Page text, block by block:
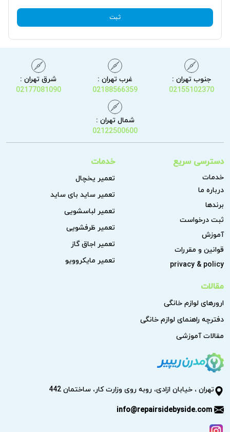
ثبت
جنوب تهران :
02155102370
غرب تهران :
02188566359
شرق تهران :
02177081090
شمال تهران :
02122500600
دسترسی سریع
خدمات
درباره ما
برندها
ثبت درخواست
آموزش
قوانین و مقررات
privacy & policy
خدمات
تعمیر یخچال
تعمیر ساید بای ساید
تعمیر لباسشویی
تعمیر ظرفشویی
تعمیر اجاق گاز
تعمیر مایکروویو
مقالات
ارورهای لوازم خانگی
دفترچه راهنمای لوازم خانگی
مقالات آموزشی
تهران ، خیابان ازادی، روبه روی وزارت کار، ساختمان 442
info@repairsidebyside.com